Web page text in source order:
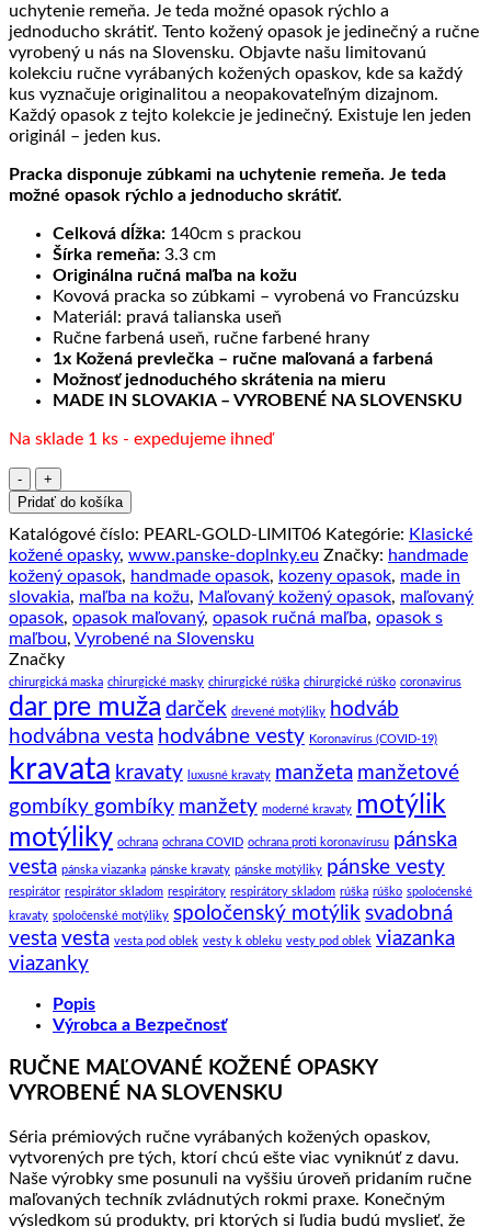
uchytenie remeňa. Je teda možné opasok rýchlo a
jednoducho skrátiť. Tento kožený opasok je jedinečný a ručne
vyrobený u nás na Slovensku. Objavte našu limitovanú
kolekciu ručne vyrábaných kožených opaskov, kde sa každý
kus vyznačuje originalitou a neopakovateľným dizajnom.
Každý opasok z tejto kolekcie je jedinečný. Existuje len jeden
originál – jeden kus.
Pracka disponuje zúbkami na uchytenie remeňa. Je teda
možné opasok rýchlo a jednoducho skrátiť.
Celková dĺžka: 140cm s prackou
Šírka remeňa: 3.3 cm
Originálna ručná maľba na kožu
Kovová pracka so zúbkami – vyrobená vo Francúzsku
Materiál: pravá talianska useň
Ručne farbená useň, ručne farbené hrany
1x Kožená prevlečka – ručne maľovaná a farbená
Možnosť jednoduchého skrátenia na mieru
MADE IN SLOVAKIA – VYROBENÉ NA SLOVENSKU
Na sklade 1 ks - expedujeme ihneď
množstvo
Maľovaný
kožený
opasok,
140cm,
Limitovaná
edícia
06
Pridať do košíka
Katalógové číslo: PEARL-GOLD-LIMIT06 Kategórie: Klasické
kožené opasky, www.panske-doplnky.eu Značky: handmade
kožený opasok, handmade opasok, kozeny opasok, made in
slovakia, maľba na kožu, Maľovaný kožený opasok, maľovaný
opasok, opasok maľovaný, opasok ručná maľba, opasok s
maľbou, Vyrobené na Slovensku
Značky
chirurgická maska chirurgické masky chirurgické rúška chirurgické rúško coronavirus
dar pre muža darček drevené motýliky
hodváb
hodvábna vesta hodvábne vesty Koronavírus (COVID-19)
kravata kravaty luxusné kravaty manžeta manžetové
gombíky gombíky manžety moderné kravaty motýlik
motýliky ochrana ochrana COVID ochrana proti koronavírusu pánska
vesta pánska viazanka pánske kravaty pánske motýliky pánske vesty
respirátor respirátor skladom respirátory respirátory skladom rúška rúško spoloćenské
kravaty spoločenské motýliky spoločenský motýlik svadobná
vesta vesta vesta pod oblek vesty k obleku vesty pod oblek viazanka
viazanky
Popis
Výrobca a Bezpečnosť
RUČNE MAĽOVANÉ KOŽENÉ OPASKY
VYROBENÉ NA SLOVENSKU
Séria prémiových ručne vyrábaných kožených opaskov,
vytvorených pre tých, ktorí chcú ešte viac vyniknúť z davu.
Naše výrobky sme posunuli na vyššiu úroveň pridaním ručne
maľovaných techník zvládnutých rokmi praxe. Konečným
výsledkom sú produkty, pri ktorých si ľudia budú myslieť, že